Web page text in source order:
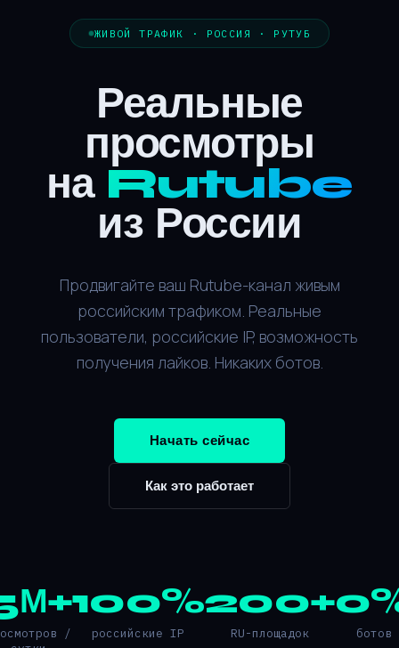
ЖИВОЙ ТРАФИК · РОССИЯ · РУТУБ
Реальные
просмотры
на Rutube
из России
Продвигайте ваш Rutube-канал живым
российским трафиком. Реальные
пользователи, российские IP, возможность
получения лайков. Никаких ботов.
Начать сейчас
Как это работает
/
100%
российские IP
200+
RU-площадок ботов